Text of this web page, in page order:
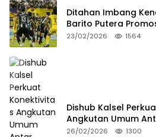
Ditahan Imbang
Barito Putera
23/02/2026 1564
Dishub Kalsel
Angkutan Umum
Integritas
26/02/2026 1300